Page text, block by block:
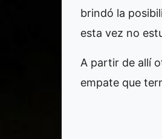
brindó la
esta vez no
A partir de allí
empate que